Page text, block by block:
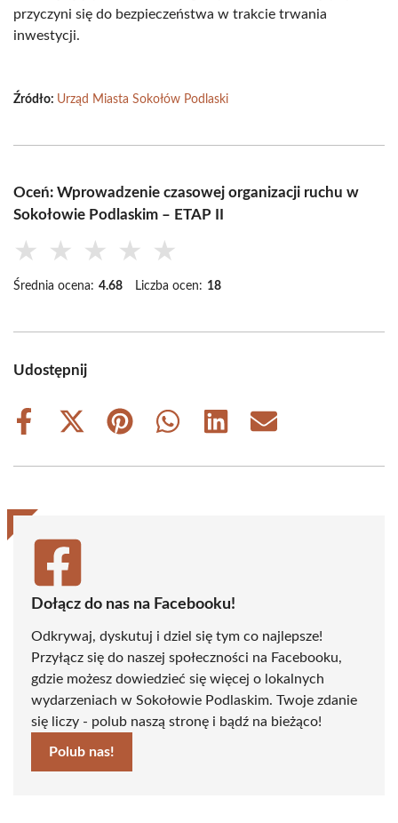
przyczyni się do bezpieczeństwa w trakcie trwania
inwestycji.
Źródło: Urząd Miasta Sokołów Podlaski
Oceń: Wprowadzenie czasowej organizacji ruchu w
Sokołowie Podlaskim – ETAP II
★ ★ ★ ★ ★
Średnia ocena: 4.68 Liczba ocen: 18
Udostępnij
Share
Share
(Twitter)
Share
Share
Share
Share
Dołącz do nas na Facebooku!
Odkrywaj, dyskutuj i dziel się tym co najlepsze!
Przyłącz się do naszej społeczności na Facebooku,
gdzie możesz dowiedzieć się więcej o lokalnych
wydarzeniach w Sokołowie Podlaskim. Twoje zdanie
się liczy - polub naszą stronę i bądź na bieżąco!
Polub nas!